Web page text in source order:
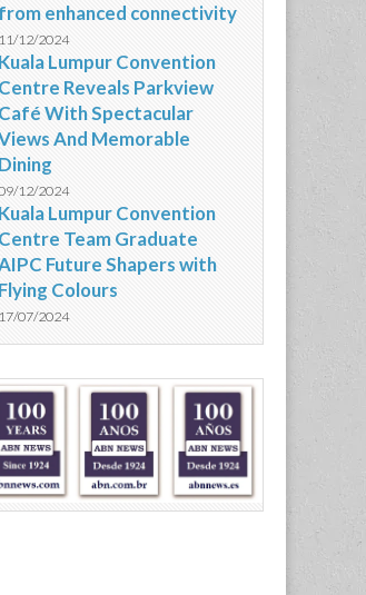
from enhanced connectivity
11/12/2024
Kuala Lumpur Convention
Centre Reveals Parkview
Café With Spectacular
And Memorable
Dining
12/2024
Kuala Lumpur Convention
Centre Team Graduate
Future Shapers with
Flying Colours
17/07/2024